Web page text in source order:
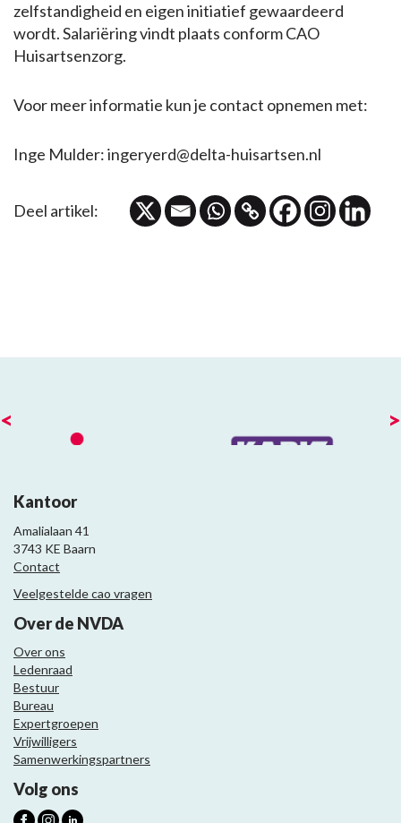
zelfstandigheid en eigen initiatief gewaardeerd
wordt. Salariëring vindt plaats conform CAO
Huisartsenzorg.
Voor meer informatie kun je contact opnemen met:
Inge Mulder: ingeryerd@delta-huisartsen.nl
Deel artikel:
< >
Kantoor
Amalialaan 41
3743 KE Baarn
Contact
Veelgestelde cao vragen
Over de NVDA
Over ons
Ledenraad
Bestuur
Bureau
Expertgroepen
Vrijwilligers
Samenwerkingspartners
Volg ons